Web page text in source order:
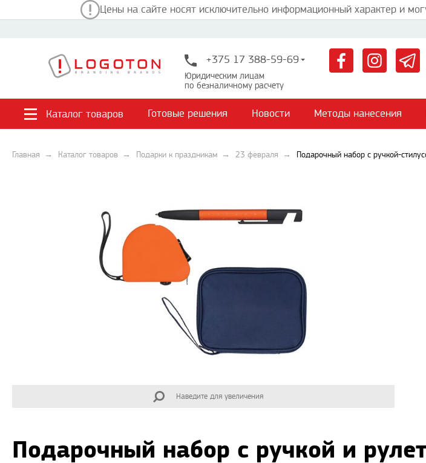
Цены на сайте носят исключительно информационный характер и
+375 17 388-59-69
Юридическим лицам
по безналичному расчету
Каталог товаров Готовые решения Новости Методы нанесения
Главная Каталог товаров Подарки к праздникам 23 февраля Подарочный набор с ручкой-
Наведите для увеличения
Подарочный набор с ручкой и